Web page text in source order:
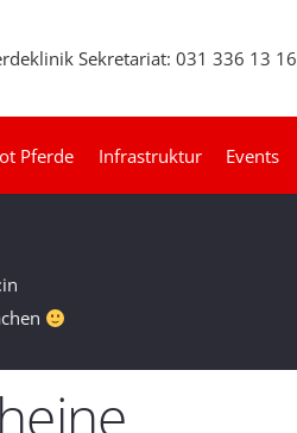
Sekretariat: 031 336 13 16
Pferde Infrastruktur Events